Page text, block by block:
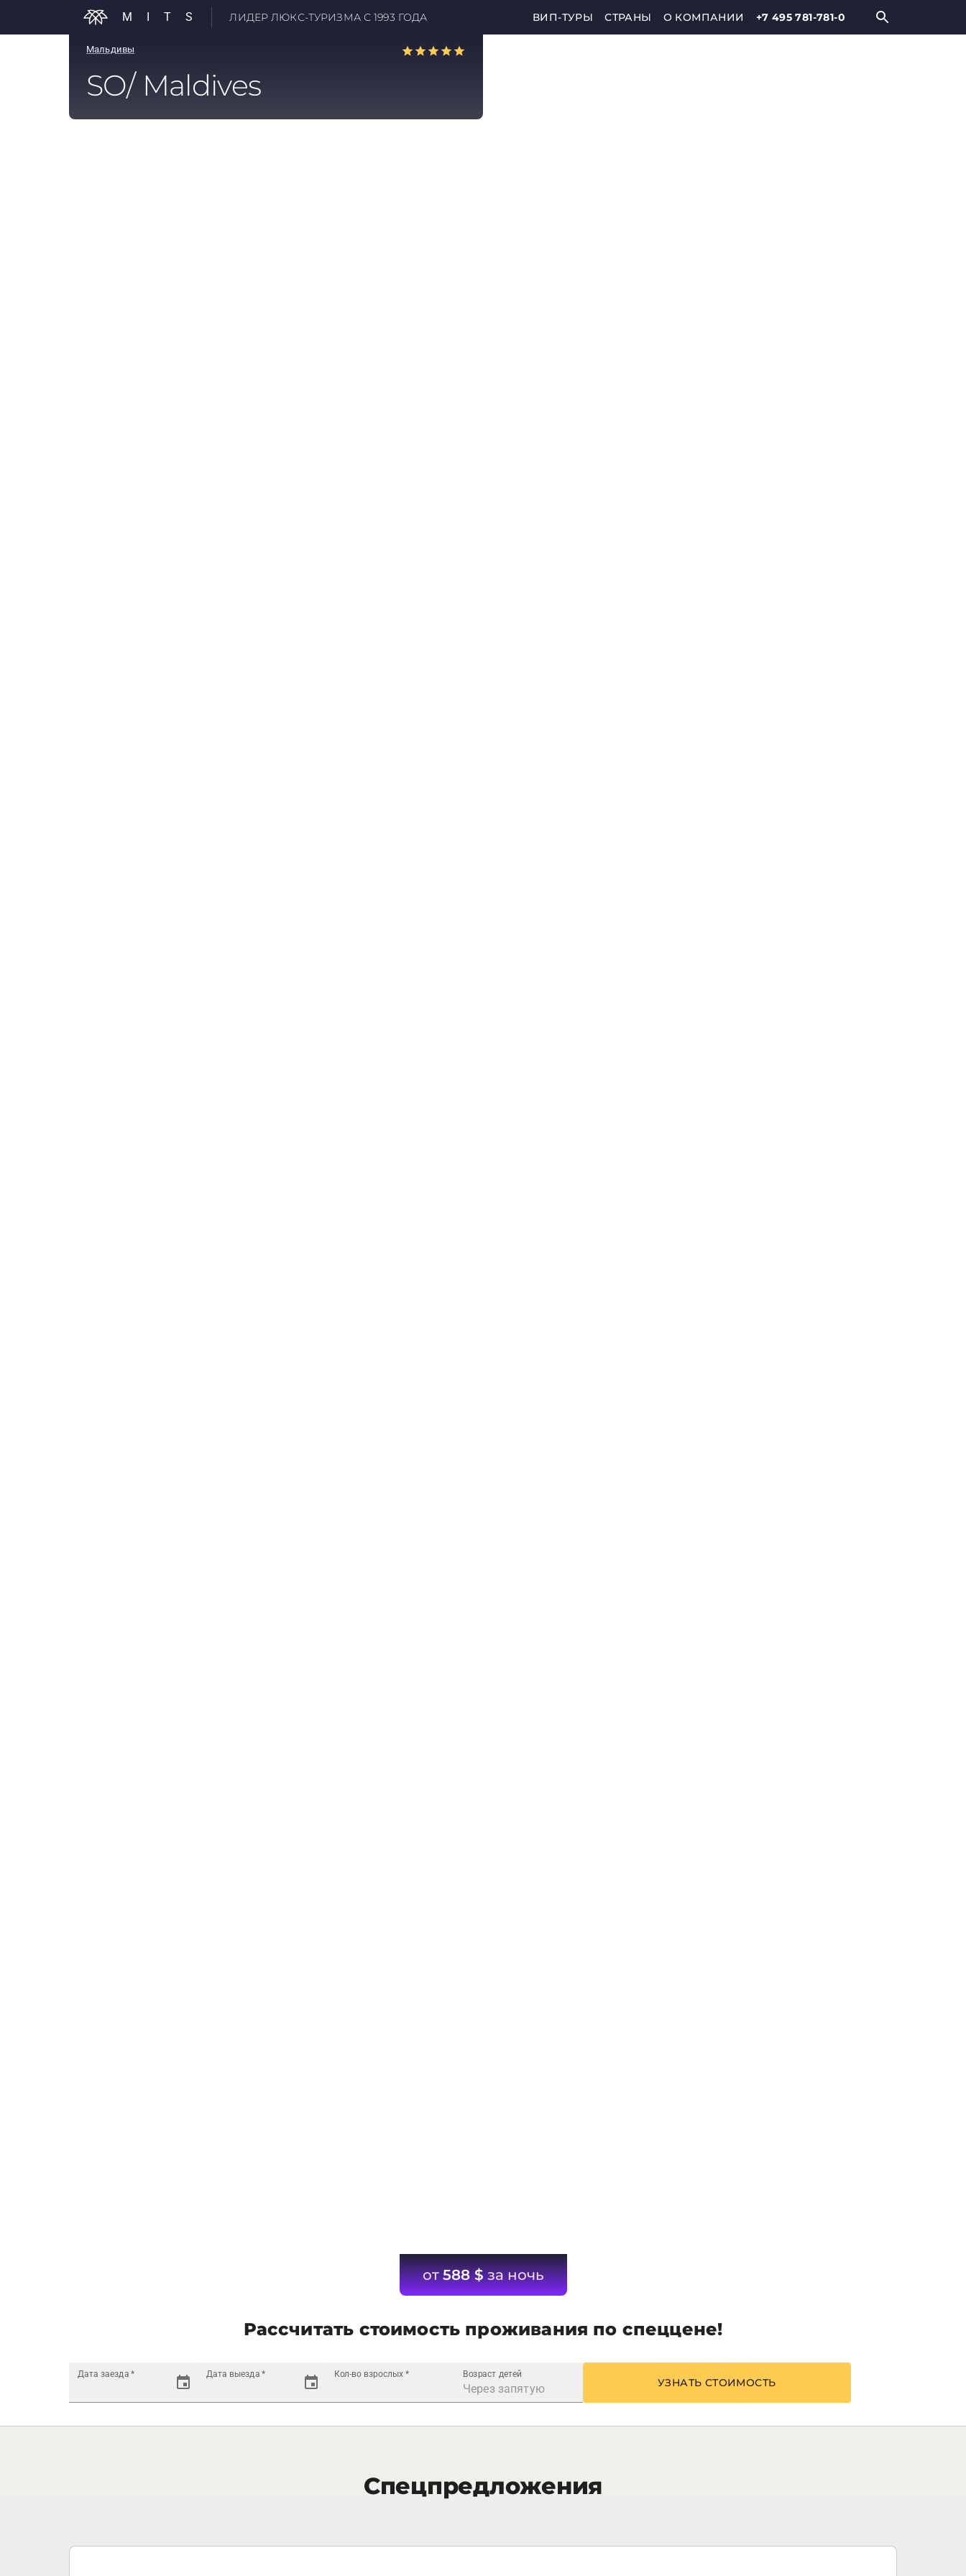
MITS ЛИДЕР ЛЮКС-ТУРИЗМА С 1993 ГОДА ВИП-ТУРЫ СТРАНЫ О КОМПАНИИ +7 495 781-781-0
Мальдивы
SO/ Maldives
от588 $за ночь
Рассчитать стоимость проживания по спеццене!
Дата заезда * Дата выезда * Кол-во взрослых * Возраст детей
УЗНАТЬ СТОИМОСТЬ
Спецпредложения